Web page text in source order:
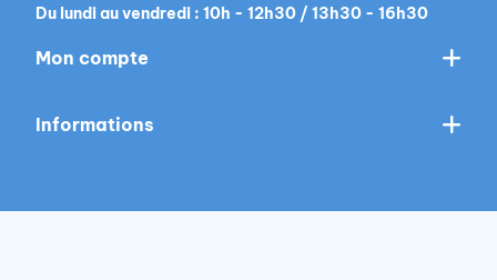
Du lundi au vendredi : 10h - 12h30 / 13h30 - 16h30
Mon compte
Informations